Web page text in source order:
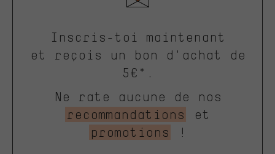
Inscris-toi maintenant
et reçois un bon d'achat de
5€*.
Ne rate aucune de nos
recommandations
et
promotions
!